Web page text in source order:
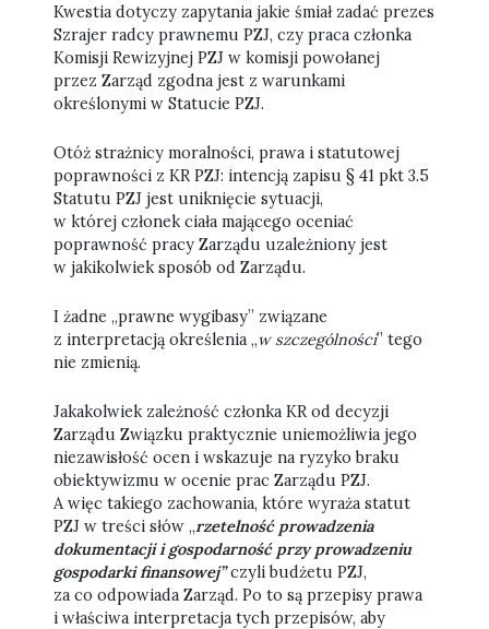
Kwestia dotyczy zapytania jakie śmiał zadać prezes
Szrajer radcy prawnemu PZJ, czy praca członka
Komisji Rewizyjnej PZJ w komisji powołanej
przez Zarząd zgodna jest z warunkami
określonymi w Statucie PZJ.
Otóż strażnicy moralności, prawa i statutowej
poprawności z KR PZJ: intencją zapisu § 41 pkt 3.5
Statutu PZJ jest uniknięcie sytuacji,
w której członek ciała mającego oceniać
poprawność pracy Zarządu uzależniony jest
w jakikolwiek sposób od Zarządu.
I żadne „prawne wygibasy” związane
z interpretacją określenia „w szczególności” tego
nie zmienią.
Jakakolwiek zależność członka KR od decyzji
Zarządu Związku praktycznie uniemożliwia jego
niezawisłość ocen i wskazuje na ryzyko braku
obiektywizmu w ocenie prac Zarządu PZJ.
A więc takiego zachowania, które wyraża statut
PZJ w treści słów „rzetelność prowadzenia
dokumentacji i gospodarność przy prowadzeniu
gospodarki finansowej”czyli budżetu PZJ,
za co odpowiada Zarząd. Po to są przepisy prawa
i właściwa interpretacja tych przepisów, aby